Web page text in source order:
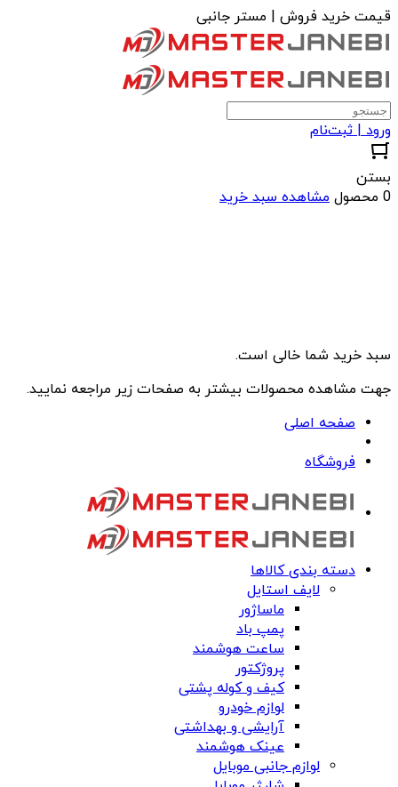
قیمت خرید فروش | مستر جانبی
ورود | ثبت‌نام
بستن
0 محصول
مشاهده سبد خرید
سبد خرید شما خالی است.
جهت مشاهده محصولات بیشتر به صفحات زیر مراجعه نمایید.
صفحه اصلی
فروشگاه
دسته بندی کالاها
لایف استایل
ماساژور
پمپ باد
ساعت هوشمند
پروژکتور
کیف و کوله پشتی
لوازم خودرو
آرایشی و بهداشتی
عینک هوشمند
لوازم جانبی موبایل